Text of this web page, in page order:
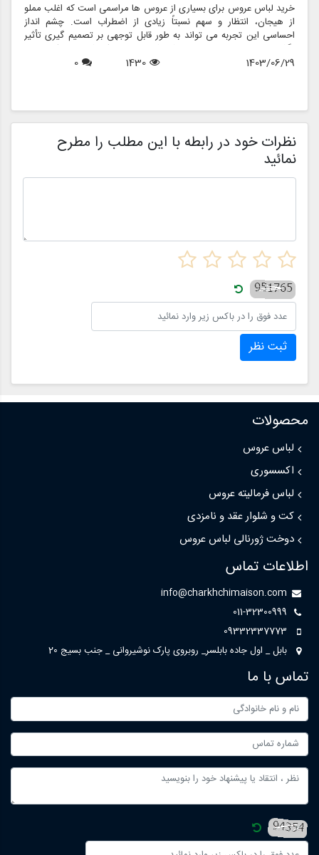
خرید لباس عروس برای بسیاری از عروس ها مراسمی است که اغلب مملو
از هیجان، انتظار و سهم نسبتاً زیادی از اضطراب است. چشم انداز
احساسی این تجربه می تواند به طور قابل توجهی بر تصمیم گیری تأثیر
بگذارد و منجر به انتخاب هایی شود که نه تنها سبک شخصی بلکه عوامل
روانی عمیق تری را نیز منعکس می کند. در این مقاله، روانشناسی خرید
1403/06/29
1430
0
نظرات خود در رابطه با این مطلب را مطرح
نمائید
ثبت نظر
محصولات
لباس عروس
اکسسوری
لباس فرمالیته عروس
کت و شلوار عقد و نامزدی
دوخت ژورنالی لباس عروس
اطلاعات تماس
info@charkhchimaison.com
011-32300999
09332337773
بابل _ اول جاده بابلسر_ روبروی پارک نوشیروانی _ جنب بسیج 20
تماس با ما